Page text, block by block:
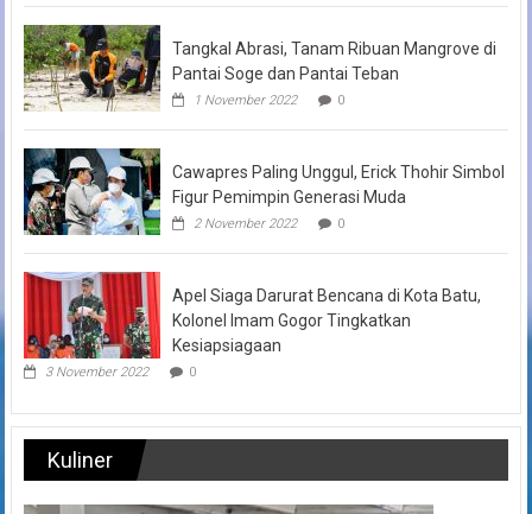
Tangkal Abrasi, Tanam Ribuan Mangrove di
Pantai Soge dan Pantai Teban
1 November 2022 0
Cawapres Paling Unggul, Erick Thohir Simbol
Figur Pemimpin Generasi Muda
2 November 2022 0
Apel Siaga Darurat Bencana di Kota Batu,
Kolonel Imam Gogor Tingkatkan
Kesiapsiagaan
3 November 2022 0
Kuliner